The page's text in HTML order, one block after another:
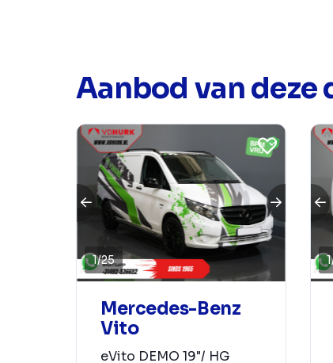
Aanbod van deze
1/25
Mercedes-Benz
Vito
eVito DEMO 19"/ HG
1